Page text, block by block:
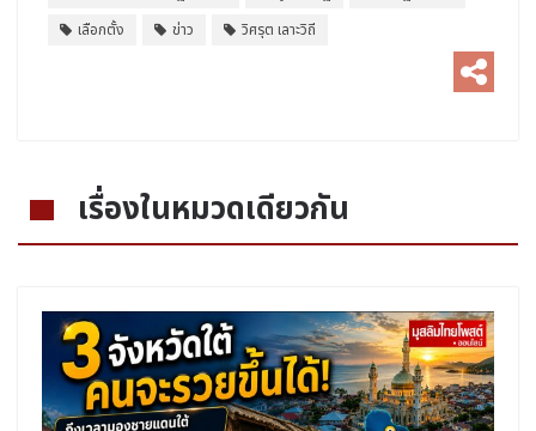
เลือกตั้ง
ข่าว วิศรุต เลาะวิถี
เรื่องในหมวดเดียวกัน